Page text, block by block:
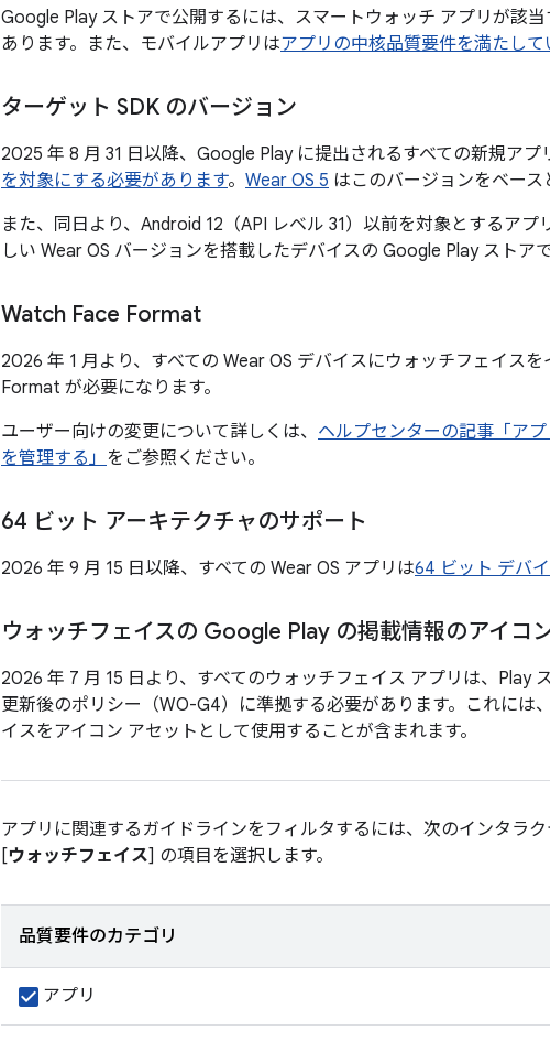
Google Play ストアで公開するには、スマートウォッチ アプリが該
あります。また、モバイルアプリはアプリの中核品質要件を満たして
ターゲット SDK のバージョン
2025 年 8 月 31 日以降、Google Play に提出されるすべての新規アプ
を対象にする必要があります。 Wear OS 5 はこのバージョンをベース
また、同日より、Android 12（API レベル 31）以前を対象とするア
しい Wear OS バージョンを搭載したデバイスの Google Play ストア
Watch Face Format
2026 年 1 月より、すべての Wear OS デバイスにウォッチフェイス
Format が必要になります。
ユーザー向けの変更について詳しくは、 ヘルプセンターの記事「ア
を管理する」 をご参照ください。
64 ビット アーキテクチャのサポート
2026 年 9 月 15 日以降、すべての Wear OS アプリは64 ビット デバ
ウォッチフェイスの Google Play の掲載情報のアイコ
2026 年 7 月 15 日より、すべてのウォッチフェイス アプリは、Play
更新後のポリシー（WO-G4）に準拠する必要があります。これには
イスをアイコン アセットとして使用することが含まれます。
アプリに関連するガイドラインをフィルタするには、次のインタラ
[ウォッチフェイス] の項目を選択します。
品質要件のカテゴリ
アプリ